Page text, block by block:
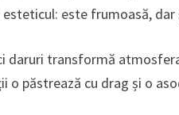
este frumoasă, dar
daruri transformă
o păstrează cu drag și o